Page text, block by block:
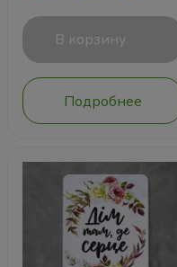
В корзину
Подробнее